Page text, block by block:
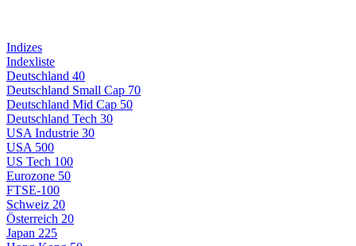
Indizes
Indexliste
Deutschland 40
Deutschland Small Cap 70
Deutschland Mid Cap 50
Deutschland Tech 30
USA Industrie 30
USA 500
US Tech 100
Eurozone 50
FTSE-100
Schweiz 20
Österreich 20
Japan 225